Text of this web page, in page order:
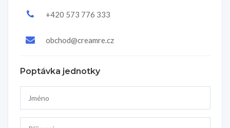
+420 573 776 333
obchod@creamre.cz
Poptávka jednotky